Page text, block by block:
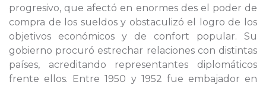
progresivo, que afectó en enormes des el poder de
compra de los sueldos y obstaculizó el logro de los
objetivos económicos y de confort popular. Su
gobierno procuró estrechar relaciones con distintas
países, acreditando representantes diplomáticos
frente ellos. Entre 1950 y 1952 fue embajador en